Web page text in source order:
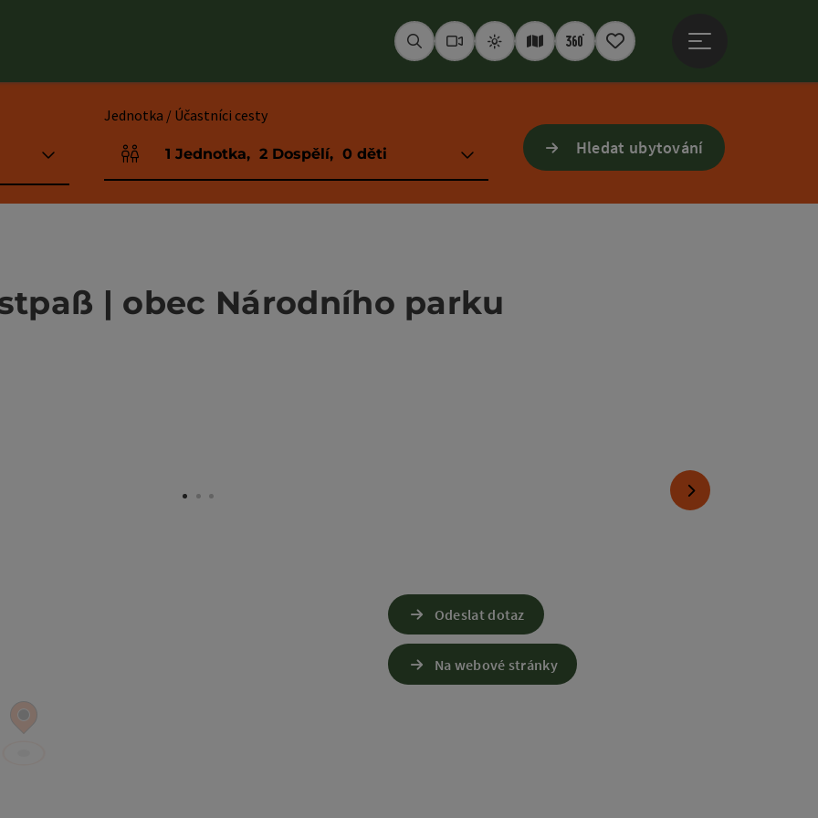
HledatWebkamery
PočasíInteraktivní mapa
360° panoramata
Poznámkový blok
Jednotka / Účastníci cesty
Počet jednotek a polí pro osoby
1 Jednotka, 2 Dospělí, 0 děti Hledat ubytování
| obec Národního parku
nächstes Element
Odeslat dotaz
Na webové stránky